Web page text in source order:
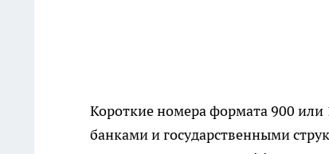
Короткие номера формата 900
банками и государственными